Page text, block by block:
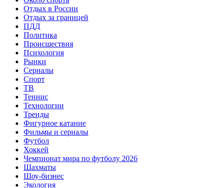
Отдых в России
Отдых за границей
ПДД
Политика
Происшествия
Психология
Рынки
Сериалы
Спорт
ТВ
Теннис
Технологии
Тренды
Фигурное катание
Фильмы и сериалы
Футбол
Хоккей
Чемпионат мира по футболу 2026
Шахматы
Шоу-бизнес
Экология